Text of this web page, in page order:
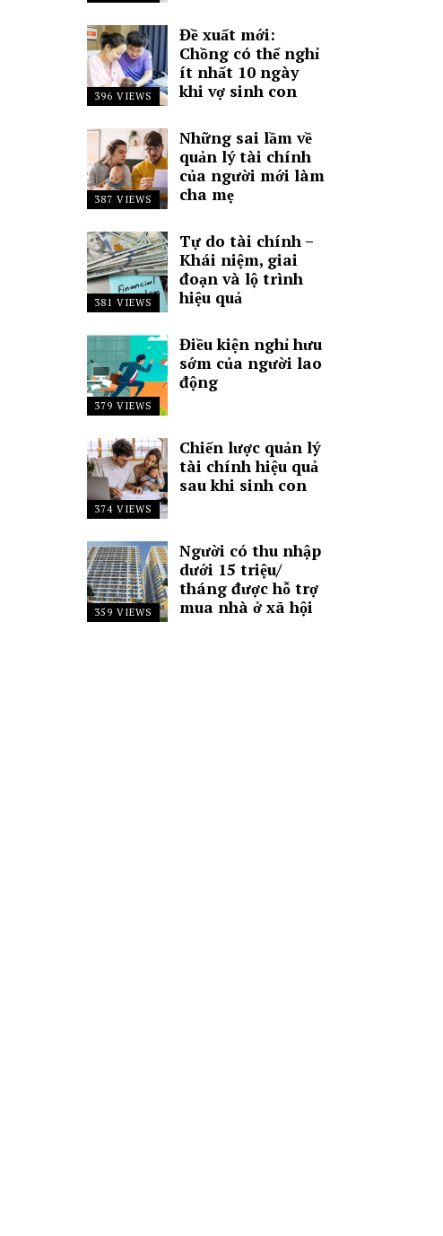
396 VIEWS
Đề xuất mới:
Chồng có thể nghỉ
ít nhất 10 ngày
khi vợ sinh con
387 VIEWS
Những sai lầm về
quản lý tài chính
của người mới làm
cha mẹ
381 VIEWS
Tự do tài chính –
Khái niệm, giai
đoạn và lộ trình
hiệu quả
379 VIEWS
Điều kiện nghỉ hưu
sớm của người lao
động
374 VIEWS
Chiến lược quản lý
tài chính hiệu quả
sau khi sinh con
359 VIEWS
Người có thu nhập
dưới 15 triệu/
tháng được hỗ trợ
mua nhà ở xã hội